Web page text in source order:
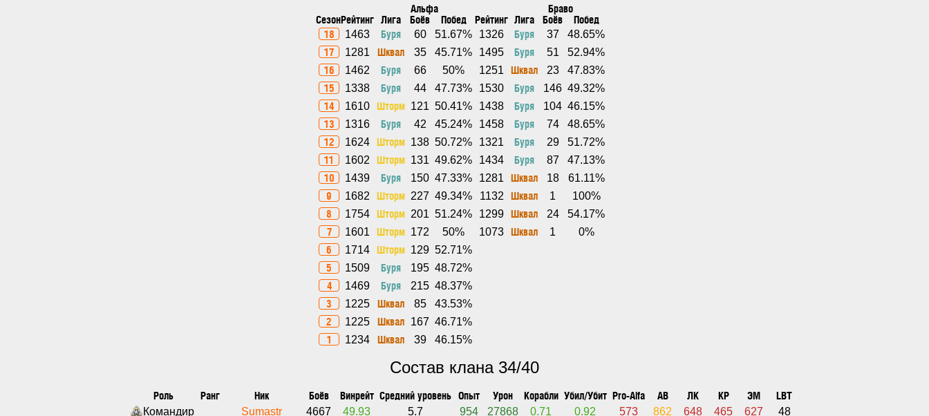
Альфа Браво
СезонРейтинг Лига Боёв Побед Рейтинг Лига Боёв
Побед
18
1463 Буря 60 51.67% 1326 Буря 37 48.65%
17 1281 Шквал 35 45.71% 1495 Буря 51 52.94%
16 1462 Буря 66 50% 1251 Шквал 23 47.83%
15 1338 Буря 44 47.73% 1530 Буря 146 49.32%
14 1610 Шторм 121 50.41% 1438 Буря 104 46.15%
13 1316 Буря 42 45.24% 1458 Буря 74 48.65%
12 1624 Шторм 138 50.72% 1321 Буря 29 51.72%
11 1602 Шторм 131 49.62% 1434 Буря 87 47.13%
10 1439 Буря 150 47.33% 1281 Шквал 18 61.11%
9 1682 Шторм 227 49.34% 1132 Шквал 1 100%
8 1754 Шторм 201 51.24% 1299 Шквал 24 54.17%
7 1601 Шторм 172 50% 1073 Шквал 1 0%
6 1714 Шторм 129 52.71%
5 1509 Буря 195 48.72%
4 1469 Буря 215 48.37%
3 1225 Шквал 85 43.53%
2 1225 Шквал 167 46.71%
1 1234 Шквал 39 46.15%
Состав клана 34/40
Роль Ранг Ник Боёв Винрейт Средний уровень Опыт Урон Корабли Убил/Убит Pro-Alfa АВ ЛК КР ЭМ LBT
Командир Sumastr 4667 49.93 5.7 954 27868 0.71 0.92 573 862 648 465 627
48